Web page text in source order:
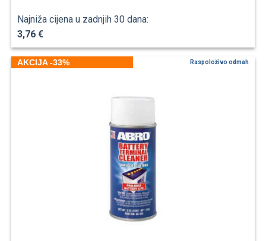
Najniža cijena u zadnjih 30 dana:
3,76 €
AKCIJA -33% Raspoloživo odmah